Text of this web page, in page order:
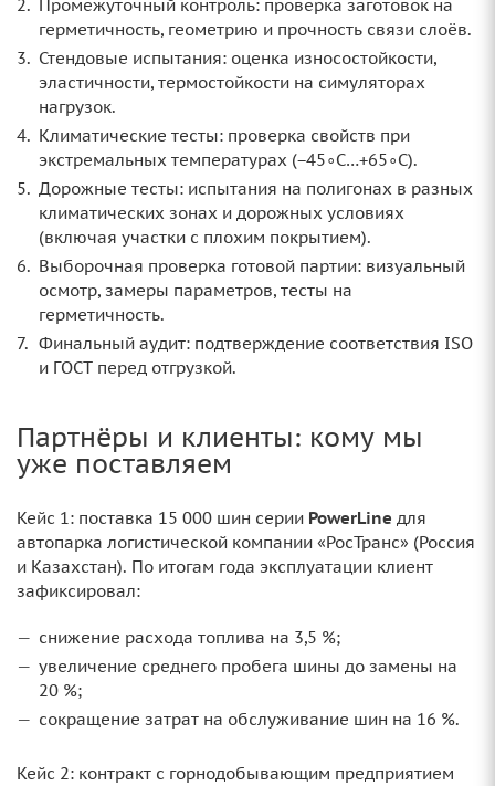
Промежуточный контроль: проверка заготовок на
герметичность, геометрию и прочность связи слоёв.
Стендовые испытания: оценка износостойкости,
эластичности, термостойкости на симуляторах
нагрузок.
Климатические тесты: проверка свойств при
экстремальных температурах (−45∘C…+65∘C).
Дорожные тесты: испытания на полигонах в разных
климатических зонах и дорожных условиях
(включая участки с плохим покрытием).
Выборочная проверка готовой партии: визуальный
осмотр, замеры параметров, тесты на
герметичность.
Финальный аудит: подтверждение соответствия ISO
и ГОСТ перед отгрузкой.
Партнёры и клиенты: кому мы
уже поставляем
Кейс 1: поставка 15 000 шин серии PowerLine для
автопарка логистической компании «РосТранс» (Россия
и Казахстан). По итогам года эксплуатации клиент
зафиксировал:
снижение расхода топлива на 3,5 %;
увеличение среднего пробега шины до замены на
20 %;
сокращение затрат на обслуживание шин на 16 %.
Кейс 2: контракт с горнодобывающим предприятием